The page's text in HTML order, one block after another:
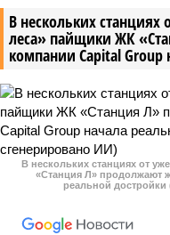
В нескольких станциях
леса» пайщики ЖК
компании Capital Group
В нескольких станциях от
«Станция Л» продолжают
реальной